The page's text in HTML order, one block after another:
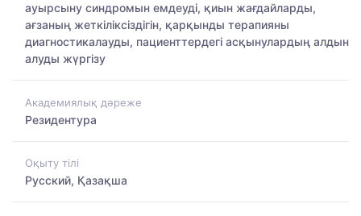
ауырсыну синдромын емдеуді, қиын жағдайларды,
ағзаның жеткіліксіздігін, қарқынды терапияны
диагностикалауды, пациенттердегі асқынулардың алдын
алуды жүргізу
Академиялық дәреже
Резидентура
Оқыту тілі
Русский, Қазақша